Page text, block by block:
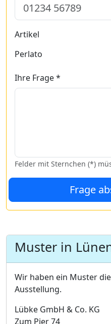
Artikel
Perlato
Ihre Frage *
Felder mit Sternchen (*)
Frage
Muster in
Wir haben ein Muster
Ausstellung.
Lübke GmbH & Co. KG
Zum Pier 74